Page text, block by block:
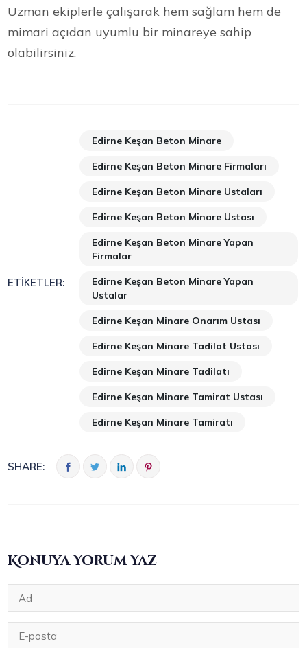
Uzman ekiplerle çalışarak hem sağlam hem de
mimari açıdan uyumlu bir minareye sahip
olabilirsiniz.
ETIKETLER:
Edirne Keşan Beton Minare
Edirne Keşan Beton Minare Firmaları
Edirne Keşan Beton Minare Ustaları
Edirne Keşan Beton Minare Ustası
Edirne Keşan Beton Minare Yapan
Firmalar
Edirne Keşan Beton Minare Yapan
Ustalar
Edirne Keşan Minare Onarım Ustası
Edirne Keşan Minare Tadilat Ustası
Edirne Keşan Minare Tadilatı
Edirne Keşan Minare Tamirat Ustası
Edirne Keşan Minare Tamiratı
SHARE:
Konuya Yorum Yaz